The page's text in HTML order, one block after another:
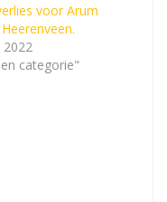
voor Arum
2022
categorie"